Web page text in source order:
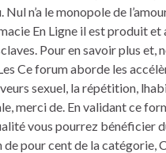
n’a le monopole de
En Ligne il est produit et
Pour en savoir plus et,
Ce forum aborde les
sexuel, la répétition,
merci de. En validant ce
vous pourrez bénéficier
pour cent de la catégorie,